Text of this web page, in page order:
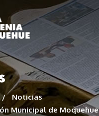
Noticias
Municipal de Moquehue